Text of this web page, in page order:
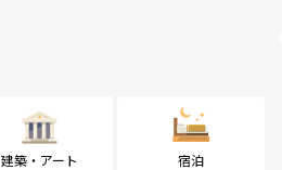
建築・アート 宿泊